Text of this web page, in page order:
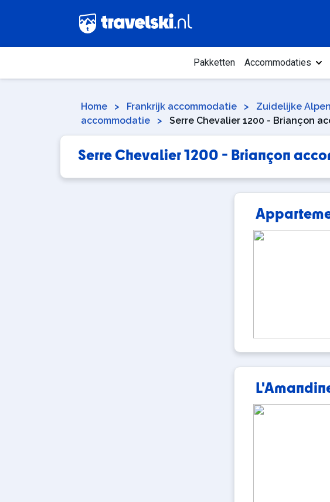
Pakketten Accommodaties
Home > Frankrijk accommodatie > Zuidelijke
accommodatie
> Serre Chevalier 1200 - Briançon
Serre Chevalier 1200 - Briançon